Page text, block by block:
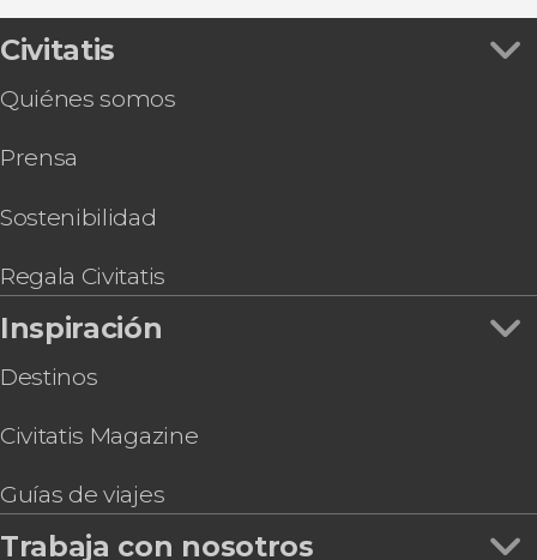
Entradas
Tour en quad por Mallorca + Snorkel en Palma
Entrada a Palma Aquarium
Hard Rock Cafe Mallorca sin colas
Autobús y barco turístico de Palma de Mallorca
Entrada al Palau March
Civitatis
Quiénes somos
Prensa
Sostenibilidad
Regala Civitatis
Inspiración
Destinos
Civitatis Magazine
Guías de viajes
Trabaja con nosotros